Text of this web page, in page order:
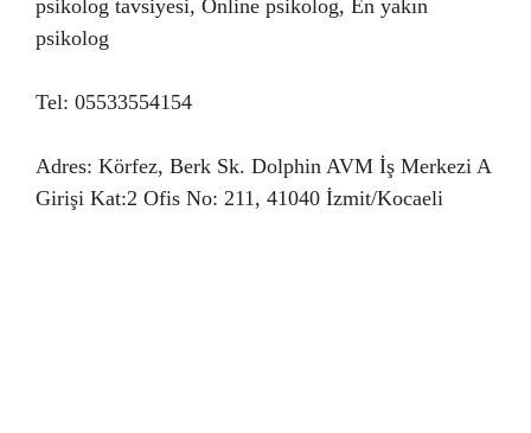
psikolog tavsiyesi, Online psikolog, En yakın
psikolog
Tel: 05533554154
Adres: Körfez, Berk Sk. Dolphin AVM İş Merkezi A
Girişi Kat:2 Ofis No: 211, 41040 İzmit/Kocaeli